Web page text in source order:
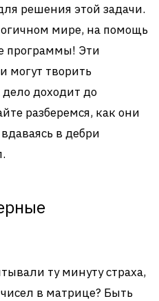
решения этой задачи.
мире, на помощь
программы! Эти
могут творить
дело доходит до
разберемся, как они
в дебри
ту минуту страха,
в матрице? Быть